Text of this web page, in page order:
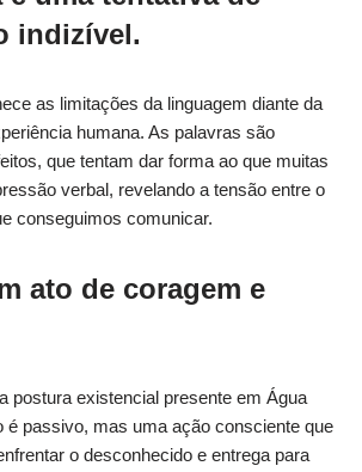
indizível.
as limitações da linguagem diante da
humana. As palavras são
que tentam dar forma ao que muitas
verbal, revelando a tensão entre o
conseguimos comunicar.
ato de coragem e
postura existencial presente em Água
é passivo, mas uma ação consciente que
o desconhecido e entrega para